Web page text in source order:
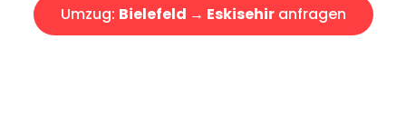
Umzug: Bielefeld → Eskisehiranfragen